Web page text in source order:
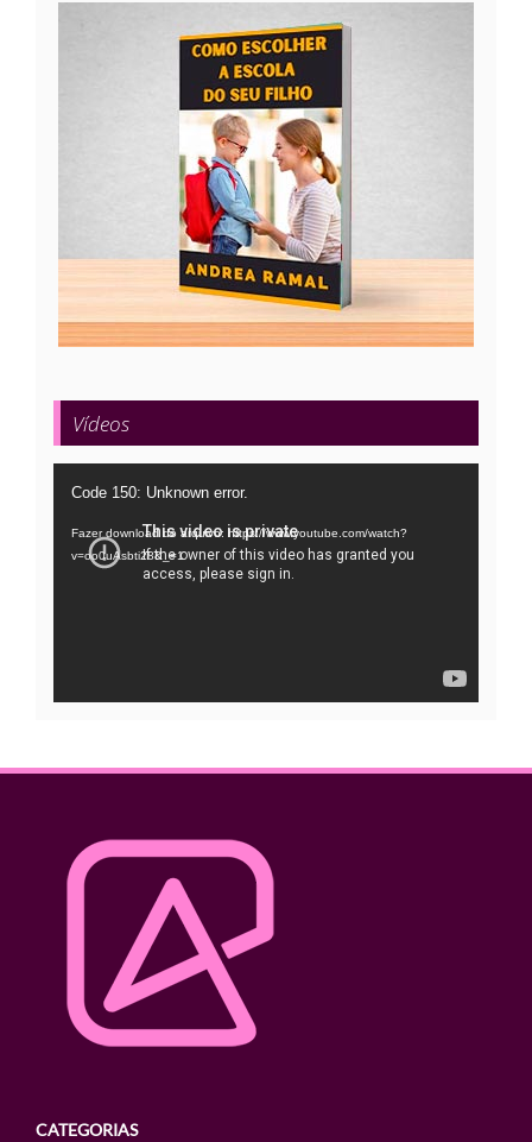
Vídeos
Tocador
vídeo
Code 150: Unknown error.
Fazer download do arquivo: https://www.youtube.com/watch?
v=oo0uAsbti28&_=1
CATEGORIAS